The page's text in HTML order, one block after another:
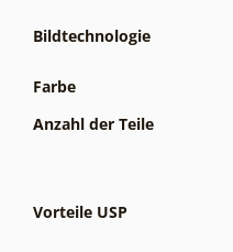
Bildtechnologie
Farbe
Anzahl der Teile
Vorteile USP